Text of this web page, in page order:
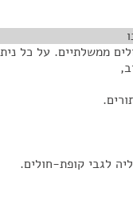
ממשלתיים. על כל
לגבי קופת-חולים.